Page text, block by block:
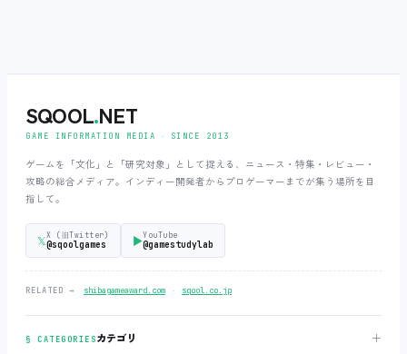
SQOOL.NET
GAME INFORMATION MEDIA ‧ SINCE 2013
ゲームを「文化」と「研究対象」として捉える、ニュース・特集・レビュー・
攻略の総合メディア。インディー開発者からプロゲーマーまでが集う場所を目
指して。
𝕏X (旧Twitter)
@sqoolgames ▶YouTube
@gamestudylab
RELATED → shibagameaward.com ‧ sqool.co.jp
§ CATEGORIESカテゴリ ＋